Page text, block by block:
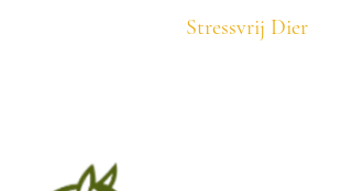
Stressvrij Dier